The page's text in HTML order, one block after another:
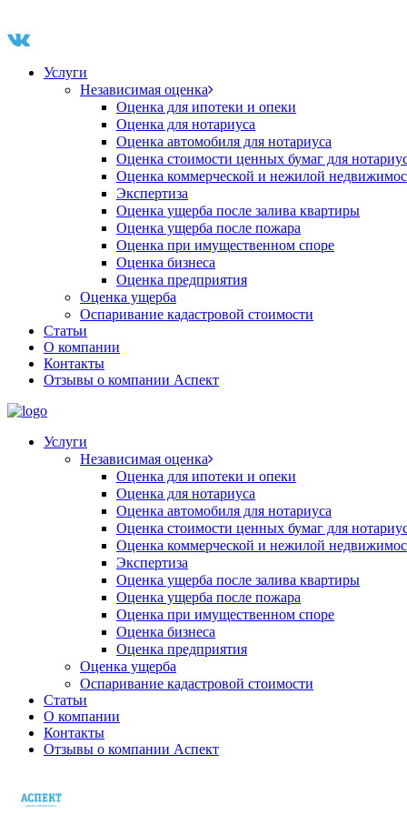
Услуги
Независимая оценка
Оценка для ипотеки и опеки
Оценка для нотариуса
Оценка автомобиля для нотариуса
Оценка стоимости ценных бумаг для
Оценка коммерческой и нежилой
Экспертиза
Оценка ущерба после залива квартиры
Оценка ущерба после пожара
Оценка при имущественном споре
Оценка бизнеса
Оценка предприятия
Оценка ущерба
Оспаривание кадастровой стоимости
Статьи
О компании
Контакты
Отзывы о компании Аспект
Услуги
Независимая оценка
Оценка для ипотеки и опеки
Оценка для нотариуса
Оценка автомобиля для нотариуса
Оценка стоимости ценных бумаг для
Оценка коммерческой и нежилой
Экспертиза
Оценка ущерба после залива квартиры
Оценка ущерба после пожара
Оценка при имущественном споре
Оценка бизнеса
Оценка предприятия
Оценка ущерба
Оспаривание кадастровой стоимости
Статьи
О компании
Контакты
Отзывы о компании Аспект